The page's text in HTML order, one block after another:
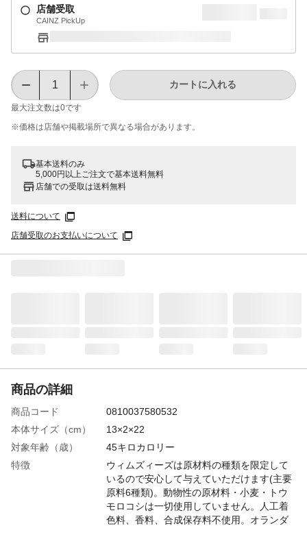
店舗受取
CAINZ PickUp
最大注文数は0です
カートに入れる
※価格は​店舗や​掲載場所で​異なる​場合が​あります。
基本送料のみ
5,000円以上ご注文で基本送料無料
店舗での受取は送料無料
送料について
店舗受取のお支払いについて
商品の詳細
商品コード
0810037580532
本体サイズ（cm）
13×2×22
対象年齢（歳）
45キロカロリー
特徴
ウィムズィーズは原材料の種類を限定して
いるので安心して与えていただけます(主要
原料6種類)。動物性の原材料・小麦・トウ
モロコシは一切使用していません。人工着
色料、香料、合成保存料不使用。オランダ